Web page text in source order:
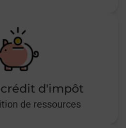
crédit d'impôt
de ressources